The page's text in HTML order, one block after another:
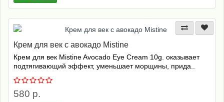
Крем для век с авокадо Mistine
Крем для век Mistine Avocado Eye Cream 10g. оказывает
подтягивающий эффект, уменьшает морщины, прида..
580 р.